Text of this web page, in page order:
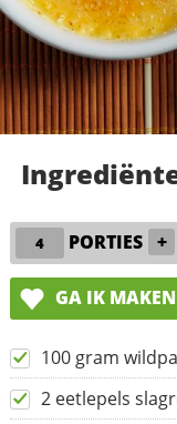
PORTIES +
GA IK MAKEN
100 gram
2 eetlepels